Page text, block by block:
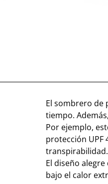
El sombrero de
tiempo.
Por ejemplo,
protección UPF
transpirabilidad.
El diseño
bajo el calor